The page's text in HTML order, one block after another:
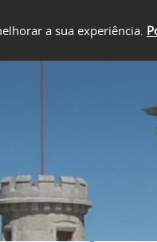
a sua experiência.